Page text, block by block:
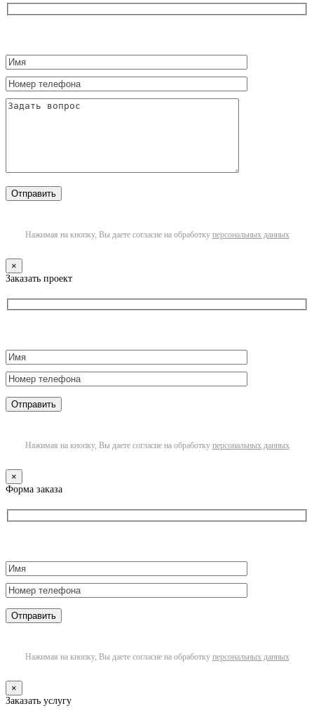
Нажимая на кнопку, Вы даете согласие на обработку персональных данных
×
Заказать проект
Нажимая на кнопку, Вы даете согласие на обработку персональных данных
×
Форма заказа
Нажимая на кнопку, Вы даете согласие на обработку персональных данных
×
Заказать услугу